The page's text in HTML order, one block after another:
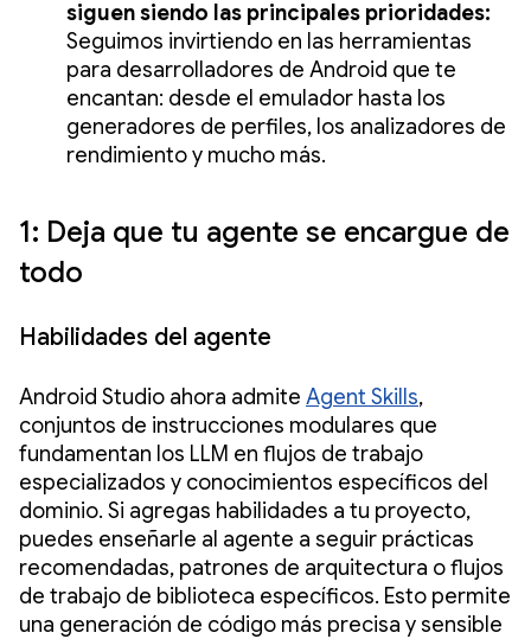
siguen siendo las principales prioridades:
Seguimos invirtiendo en las herramientas
para desarrolladores de Android que te
encantan: desde el emulador hasta los
generadores de perfiles, los analizadores de
rendimiento y mucho más.
1: Deja que tu agente se encargue de
todo
Habilidades del agente
Android Studio ahora admite Agent Skills,
conjuntos de instrucciones modulares que
fundamentan los LLM en flujos de trabajo
especializados y conocimientos específicos del
dominio. Si agregas habilidades a tu proyecto,
puedes enseñarle al agente a seguir prácticas
recomendadas, patrones de arquitectura o flujos
de trabajo de biblioteca específicos. Esto permite
una generación de código más precisa y sensible